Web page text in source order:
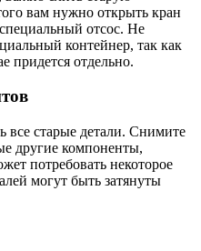
вам нужно открыть кран
отсос. Не
контейнер, так как
придется отдельно.
все старые детали. Снимите
другие компоненты,
потребовать некоторое
могут быть затянуты